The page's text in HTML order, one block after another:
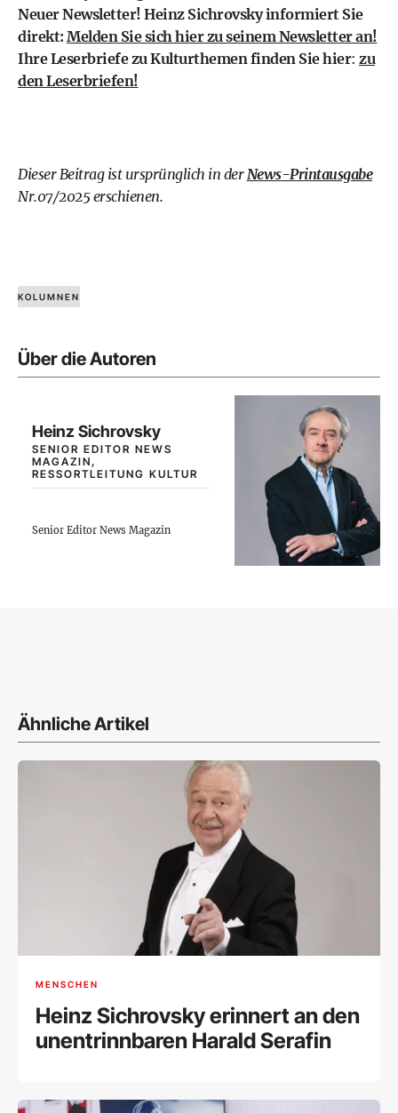
Neuer Newsletter! Heinz Sichrovsky informiert Sie
direkt: Melden Sie sich hier zu seinem Newsletter an!
Ihre Leserbriefe zu Kulturthemen finden Sie hier: zu
den Leserbriefen!
Dieser Beitrag ist ursprünglich in derNews-Printausgabe
Nr.07/2025 erschienen.
KOLUMNEN
Über die Autoren
Heinz Sichrovsky
SENIOR EDITOR NEWS
MAGAZIN,
RESSORTLEITUNG KULTUR
Senior Editor News Magazin
Ähnliche Artikel
MENSCHEN
Heinz Sichrovsky erinnert an den
unentrinnbaren Harald Serafin